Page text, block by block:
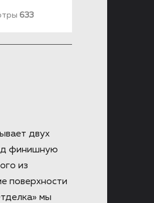
633
двух
финишную
из
поверхности
мы